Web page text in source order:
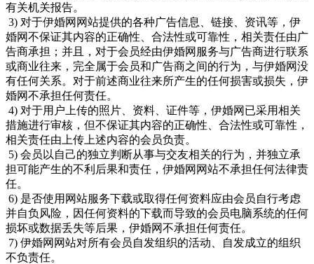
有关机关报告。
3) 对于伊婚网网站提供的各种广告信息、链接、资讯等，伊
婚网不保证其内容的正确性、合法性或可靠性，相关责任由广
告商承担；并且，对于会员经由伊婚网服务与广告商进行联系
或商业往来，完全属于会员和广告商之间的行为，与伊婚网没
有任何关系。对于前述商业往来所产生的任何损害或损失，伊
婚网不承担任何责任。
4) 对于用户上传的照片、资料、证件等，伊婚网已采用相关
措施进行审核，但不保证其内容的正确性、合法性或可靠性，
相关责任由上传上述内容的会员负责。
5) 会员以自己的独立判断从事与交友相关的行为，并独立承
担可能产生的不利后果和责任，伊婚网网站不承担任何法律责
任。
6) 是否使用网站服务下载或取得任何资料应由会员自行考虑
并自负风险，因任何资料的下载而导致的会员电脑系统的任何
损坏或数据丢失等后果，伊婚网不承担任何责任。
7) 伊婚网网站对所有会员自发组织的活动、自发成立的组织
不负责任。